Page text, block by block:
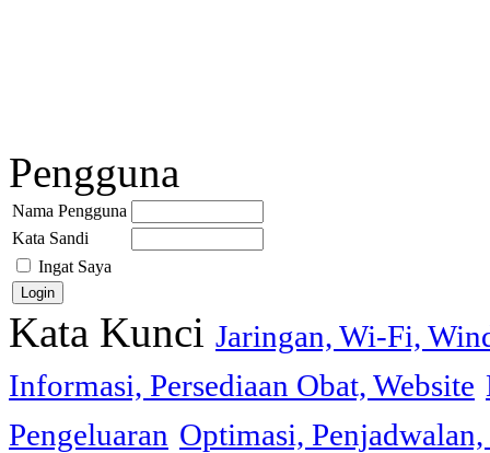
Pengguna
Nama Pengguna
Kata Sandi
Ingat Saya
Kata Kunci Jaringan, Wi-Fi,
Informasi, Persediaan Obat, Website
Pengeluaran Optimasi,